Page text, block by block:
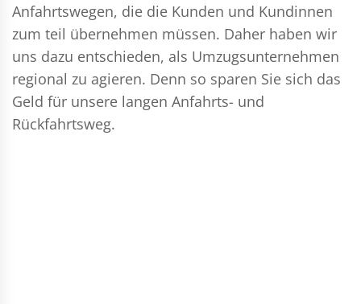
Anfahrtswegen, die die Kunden und Kundinnen
zum teil übernehmen müssen. Daher haben wir
uns dazu entschieden, als Umzugsunternehmen
regional zu agieren. Denn so sparen Sie sich das
Geld für unsere langen Anfahrts- und
Rückfahrtsweg.